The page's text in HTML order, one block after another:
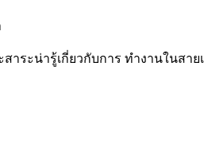
ระน่ารู้เกี่ยวกับการ ทำงานในสา